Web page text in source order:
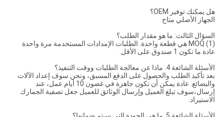
هل يمكنك توفير OEM؟
الجهاز الأصلي متاح
السؤال الثالث: ما هو مقدار الطلب؟
(1) MOQ هي قطعة واحدة. الطلبات الإمدادات المستخدمة مرة واحدة
عادة ما تكون 1 صندوق على الأقل.
الأسئلة الشائعة 4. ماذا عن معالجة الطلبات ووقت التنفيذ؟
بعد تأكيد الطلب والحصول على الدفع المسبق، ونحن سوف إعداد الآلات
والبضائع. عادة يمكن أن تكون جاهزة في غضون 10 أيام عمل، عند
إرسال،سوف تبلغ العميل وإرسال الوثائق للعميل جعل تصفية الجمارك
الاستيراد.